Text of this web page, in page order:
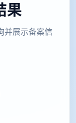
果
并展示备案信